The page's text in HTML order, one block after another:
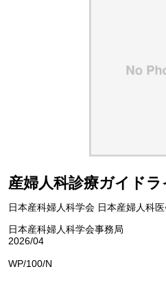
産婦人科診療ガイドラ
日本産科婦人科学会 日本産婦人科
日本産科婦人科学会事務局
2026/04
WP/100/N